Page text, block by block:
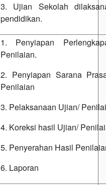
3. Ujian Sekolah
pendidikan.
1. Penyiapan
Penilaian.
2. Penyiapan Sarana
Penilaian
3. Pelaksanaan Ujian/
4. Koreksi hasil Ujian/
5. Penyerahan Hasil
6. Laporan